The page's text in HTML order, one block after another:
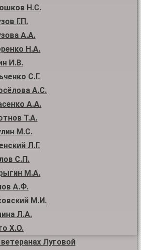
Н.С.
Г.П.
А.А.
Н.А.
И.В.
С.Г.
А.С.
А.А.
Т.А.
М.С.
Л.Г.
С.П.
М.А.
А.Ф.
М.И.
Л.А.
Х.О.
Луговой